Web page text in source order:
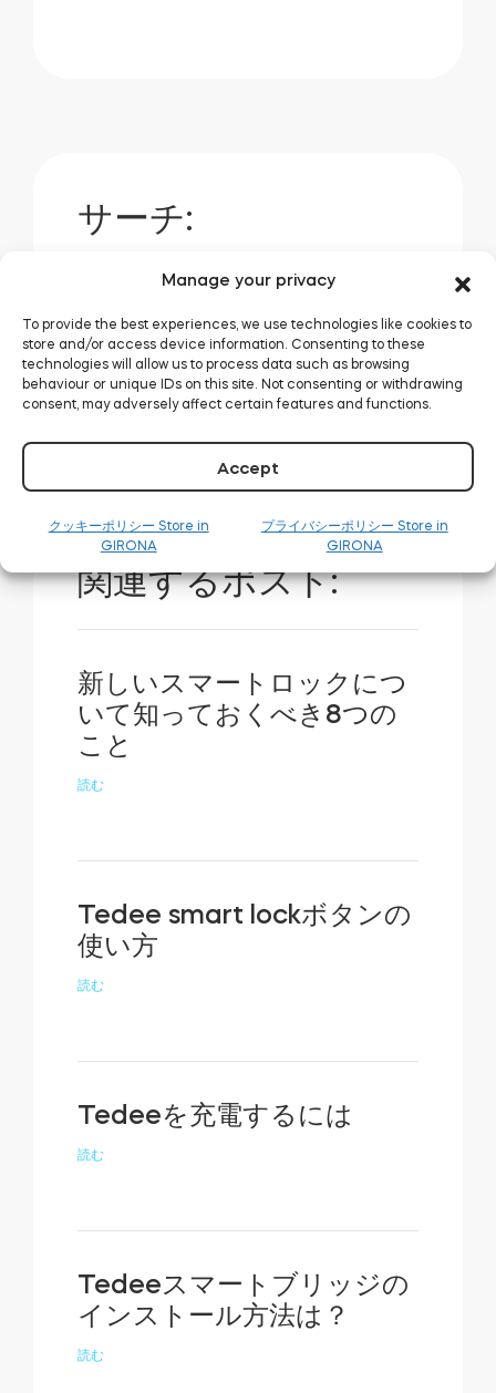
Manage your privacy
To provide the best experiences, we use technologies like cookies to
store and/or access device information. Consenting to these
technologies will allow us to process data such as browsing
behaviour or unique IDs on this site. Not consenting or withdrawing
consent, may adversely affect certain features and functions.
Accept
クッキーポリシー Store in
GIRONA
プライバシーポリシー Store in
GIRONA
サーチ:
サーチ
関連するポスト:
新しいスマートロックにつ
いて知っておくべき8つの
こと
読む
Tedee smart lockボタンの
使い方
読む
Tedeeを充電するには
読む
Tedeeスマートブリッジの
インストール方法は？
読む